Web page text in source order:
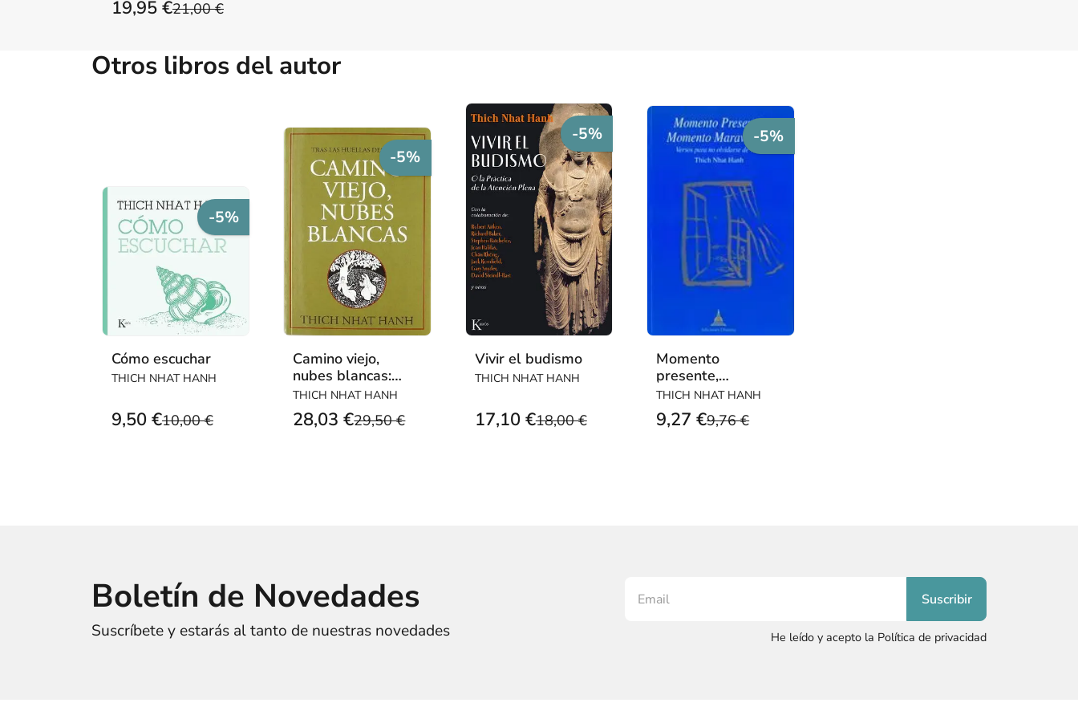
21,00 €
19,95 €
Otros libros del autor
-5%
Cómo escuchar
THICH NHAT HANH
10,00 €
9,50 €
-5%
Camino viejo,
nubes blancas:
tras las huellas
del buda
THICH NHAT HANH
29,50 €
28,03 €
-5%
Vivir el budismo
THICH NHAT HANH
18,00 €
17,10 €
-5%
Momento
presente,
momento
maravilloso
THICH NHAT HANH
9,76 €
9,27 €
Boletín de Novedades
Suscríbete y estarás al tanto de nuestras novedades He leído y acepto la Política de privacidad